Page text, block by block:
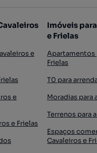
e
e
e Frielas
Imóveis
e Frielas
Apartamentos
Frielas
T0 para
Moradias para
Terrenos para
Espaços
Cavaleiros e